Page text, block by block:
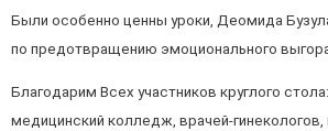
Были особенно ценны уроки, Деомида
по предотвращению эмоционального
Благодарим Всех участников круглого
медицинский колледж, врачей-